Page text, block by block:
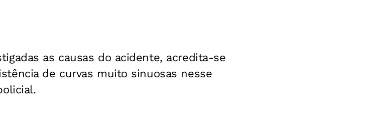
as causas do acidente, acredita-se
de curvas muito sinuosas nesse